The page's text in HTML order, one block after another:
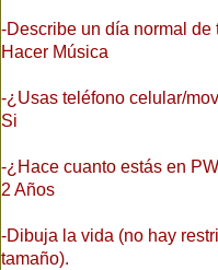
-Describe un día normal de
Hacer Música
-¿Usas teléfono celular/
Si
-¿Hace cuanto estás en
2 Años
-Dibuja la vida (no hay
tamaño).